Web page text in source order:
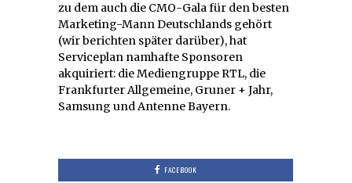
zu dem auch die CMO-Gala für den besten
Marketing-Mann Deutschlands gehört
(wir berichten später darüber), hat
Serviceplan namhafte Sponsoren
akquiriert: die Mediengruppe RTL, die
Frankfurter Allgemeine, Gruner + Jahr,
Samsung und Antenne Bayern.
FACEBOOK